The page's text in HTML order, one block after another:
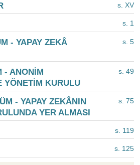
s. XV
s. 1
- YAPAY ZEKÂ
s. 5
- ANONİM
YÖNETİM KURULU
s. 49
- YAPAY ZEKÂNIN
YER ALMASI
s. 75
s. 119
s. 125